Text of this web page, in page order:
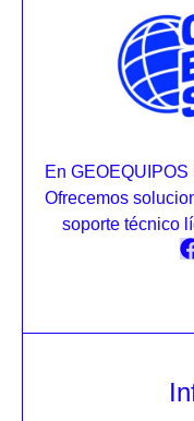
En
Ofrecemos
soporte técnico